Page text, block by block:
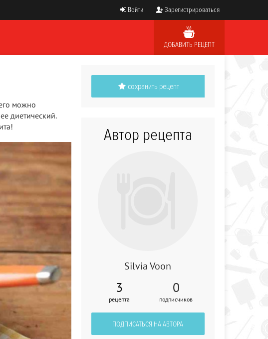
Войти Зарегистрироваться
ДОБАВИТЬ РЕЦЕПТ
можно
диетический.
Свекольник с
колбасой
сохранить рецепт
Автор рецепта
Silvia Voon
3
рецепта
0
подписчиков
ПОДПИСАТЬСЯ НА АВТОРА